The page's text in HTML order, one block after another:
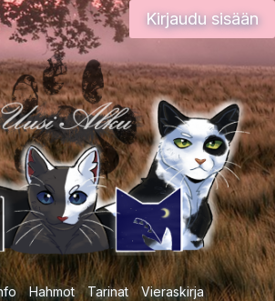
Kirjaudu sisään
Hahmot Tarinat Vieraskirja